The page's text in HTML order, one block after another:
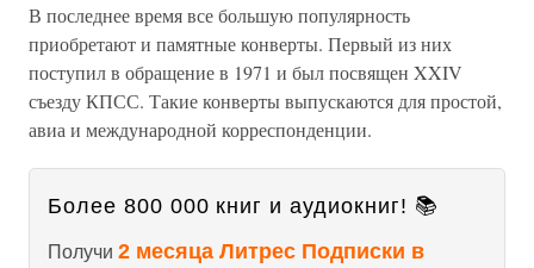
В последнее время все большую популярность
приобретают и памятные конверты. Первый из них
поступил в обращение в 1971 и был посвящен XXIV
съезду КПСС. Такие конверты выпускаются для простой,
авиа и международной корреспонденции.
Более 800 000 книг и аудиокниг! 📚
Получи 2 месяца Литрес Подписки в